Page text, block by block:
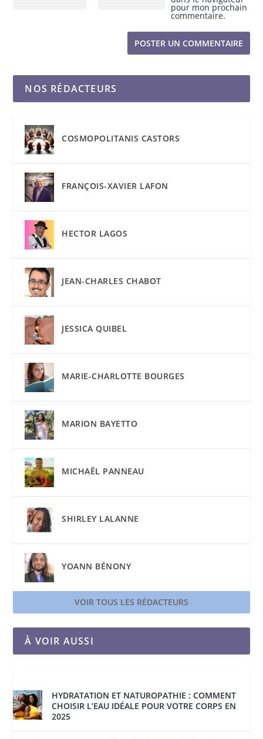
pour mon prochain
commentaire.
NOS RÉDACTEURS
COSMOPOLITANIS CASTORS
FRANÇOIS-XAVIER LAFON
HECTOR LAGOS
JEAN-CHARLES CHABOT
JESSICA QUIBEL
MARIE-CHARLOTTE BOURGES
MARION BAYETTO
MICHAËL PANNEAU
SHIRLEY LALANNE
YOANN BÉNONY
VOIR TOUS LES RÉDACTEURS
À VOIR AUSSI
HYDRATATION ET NATUROPATHIE : COMMENT
CHOISIR L’EAU IDÉALE POUR VOTRE CORPS EN
2025